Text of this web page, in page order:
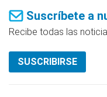
Suscríbete a
Recibe todas las
SUSCRIBIRSE